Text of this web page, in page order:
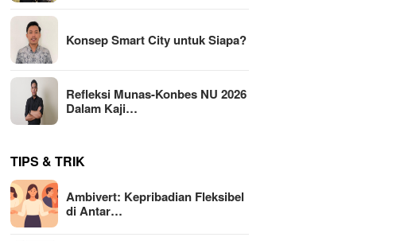
Konsep Smart City untuk Siapa?
Refleksi Munas-Konbes NU 2026
Dalam Kaji…
TIPS & TRIK
Ambivert: Kepribadian Fleksibel
di Antar…